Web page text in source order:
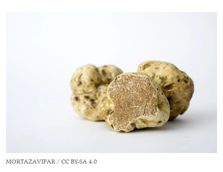
MORTAZAVIFAR / CC BY-SA 4.0